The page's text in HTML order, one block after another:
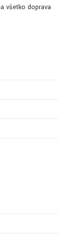
všetko doprava